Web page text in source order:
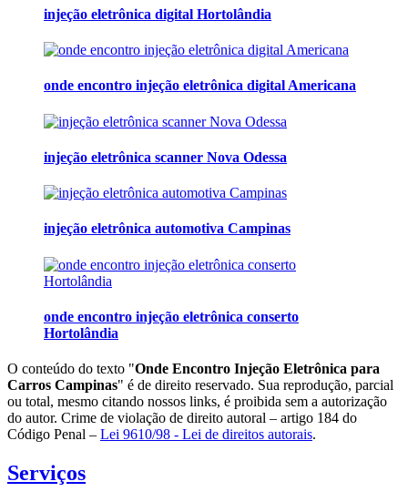
injeção eletrônica digital Hortolândia
onde encontro injeção eletrônica digital Americana
injeção eletrônica scanner Nova Odessa
injeção eletrônica automotiva Campinas
onde encontro injeção eletrônica conserto
Hortolândia
O conteúdo do texto "Onde Encontro Injeção Eletrônica para
Carros Campinas" é de direito reservado. Sua reprodução, parcial
ou total, mesmo citando nossos links, é proibida sem a autorização
do autor. Crime de violação de direito autoral – artigo 184 do
Código Penal – Lei 9610/98 - Lei de direitos autorais.
Serviços